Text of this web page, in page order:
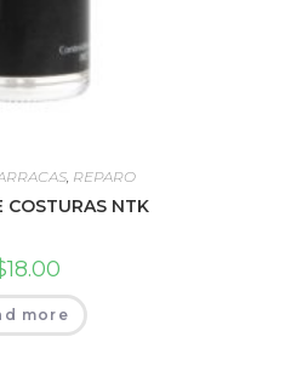
, REPARO
COSTURAS NTK
18.00
more